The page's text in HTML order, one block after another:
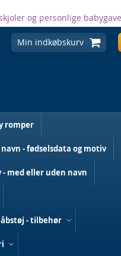
og personlige
Min indkøbskurv
romper
- fødselsdata og motiv
med eller uden navn
- tilbehør